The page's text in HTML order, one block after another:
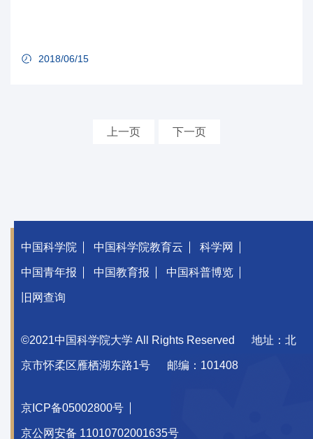
2018/06/15
上一页 下一页
中国科学院 中国科学院教育云 科学网
中国青年报 中国教育报 中国科普博览
旧网查询
©2021中国科学院大学 All Rights Reserved 地址：北
京市怀柔区雁栖湖东路1号 邮编：101408
京ICP备05002800号
京公网安备 11010702001635号